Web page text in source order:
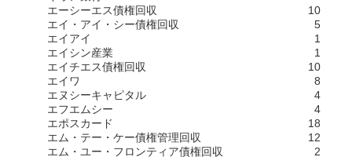
エーシーエス債権回収
10
エイ・アイ・シー債権回収
5
エイアイ
1
エイシン産業
1
エイチエス債権回収
10
エイワ
8
エヌシーキャピタル
4
エフエムシー
4
エポスカード
18
エム・テー・ケー債権管理回収
12
エム・ユー・フロンティア債権回収
2